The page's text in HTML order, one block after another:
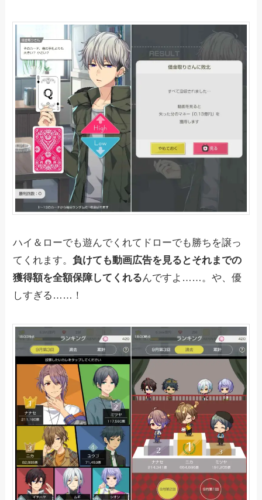
ハイ＆ローでも遊んでくれてドローでも勝ちを譲っ
てくれます。負けても動画広告を見るとそれまでの
獲得額を全額保障してくれるんですよ……。や、優
しすぎる……！